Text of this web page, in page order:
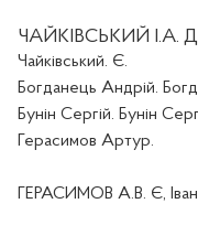
ЧАЙКІВСЬКИЙ І.А.
Чайківський. Є.
Богданець Андрій.
Бунін Сергій. Бунін
Герасимов Артур.
ГЕРАСИМОВ А.В. Є,